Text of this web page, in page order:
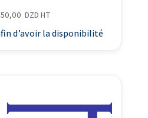
DZD HT
d’avoir la disponibilité